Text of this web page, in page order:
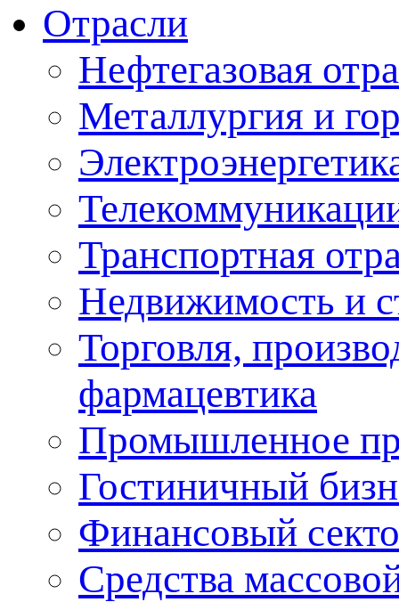
Отрасли
Нефтегазовая
Металлургия и
Транспортная
Недвижимость и
Торговля,
фармацевтика
Промышленное
Гостиничный
Финансовый
Средства